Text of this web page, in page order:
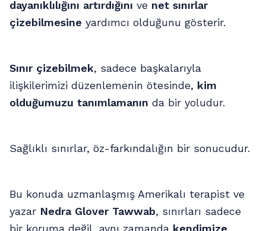
dayanıklılığını artırdığını ve net sınırlar
çizebilmesine yardımcı olduğunu gösterir.
Sınır çizebilmek, sadece başkalarıyla
ilişkilerimizi düzenlemenin ötesinde, kim
olduğumuzu tanımlamanın da bir yoludur.
Sağlıklı sınırlar, öz-farkındalığın bir sonucudur.
Bu konuda uzmanlaşmış Amerikalı terapist ve
yazar Nedra Glover Tawwab, sınırları sadece